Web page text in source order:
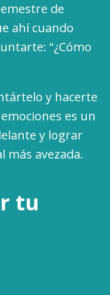
de
ahí cuando
“¿Cómo
y hacerte
es un
y lograr
más avezada.
tu